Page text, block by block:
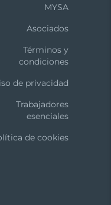
MYSA
Asociados
Términos y
condiciones
de privacidad
Trabajadores
esenciales
de cookies